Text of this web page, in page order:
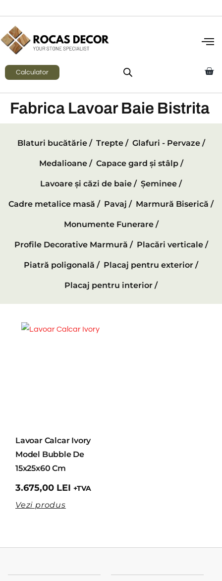
Calculator
Fabrica Lavoar Baie Bistrita
Blaturi bucătărie / Trepte / Glafuri - Pervaze /
Medalioane / Capace gard și stâlp /
Lavoare și căzi de baie / Șeminee /
Cadre metalice masă / Pavaj / Marmură Biserică /
Monumente Funerare /
Profile Decorative Marmură / Placări verticale /
Piatră poligonală / Placaj pentru exterior /
Placaj pentru interior /
Lavoar Calcar Ivory
Model Bubble De
15x25x60 Cm
3.675,00 LEI +TVA
Vezi produs